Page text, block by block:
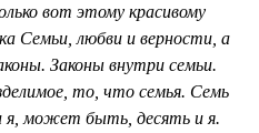
вот этому красивому
Семьи, любви и верности, а
Законы внутри семьи.
то, что семья. Семь
может быть, десять и я.